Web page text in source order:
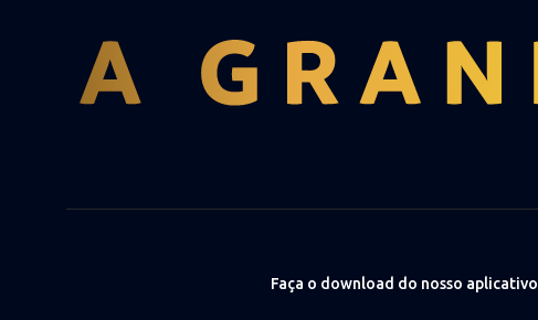
Faça o download do nosso aplicativo